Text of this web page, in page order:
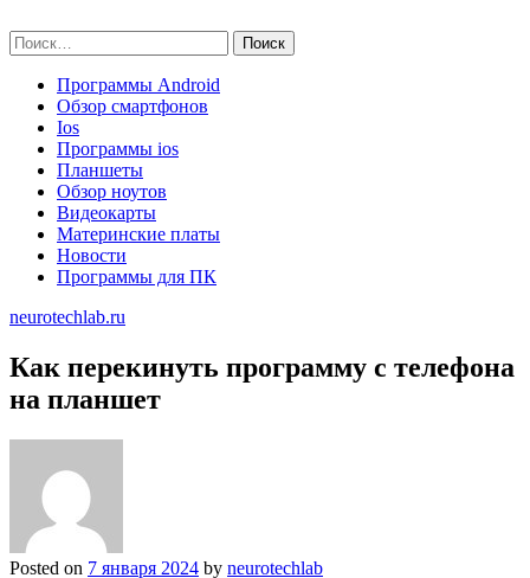
to
content
Найти:
Программы Android
Обзор смартфонов
Ios
Программы ios
Планшеты
Обзор ноутов
Видеокарты
Материнские платы
Новости
Программы для ПК
neurotechlab.ru
Как перекинуть программу с телефона
на планшет
Posted on 7 января 2024 by neurotechlab